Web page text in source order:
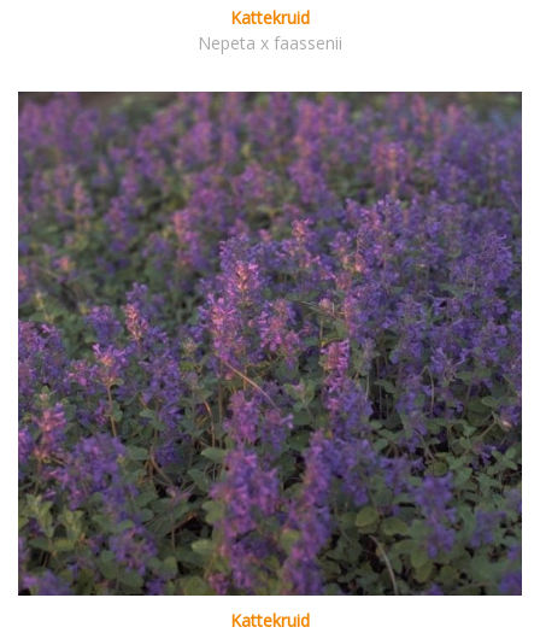
Kattekruid
Nepeta x faassenii
Kattekruid